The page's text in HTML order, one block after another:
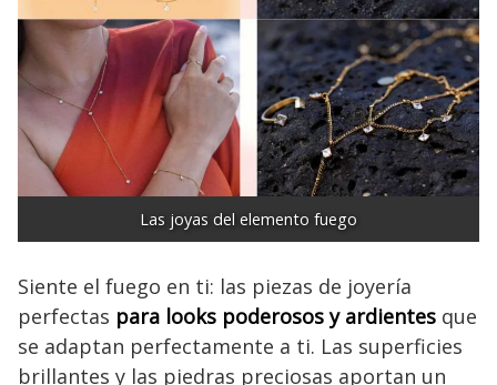
Las joyas del elemento fuego
Siente el fuego en ti: las piezas de joyería
perfectas para looks poderosos y ardientes que
se adaptan perfectamente a ti. Las superficies
brillantes y las piedras preciosas aportan un